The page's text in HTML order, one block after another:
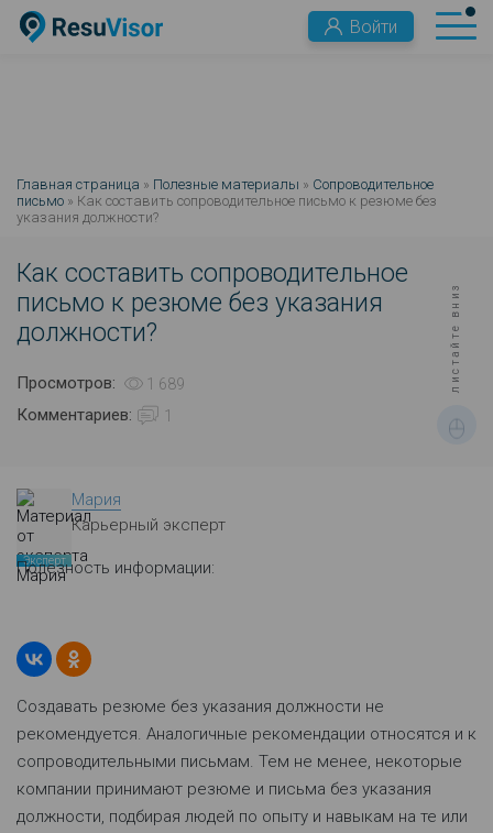
Войти
Главная страница » Полезные материалы » Сопроводительное
письмо » Как составить сопроводительное письмо к резюме без
указания должности?
Как составить сопроводительное
письмо к резюме без указания
должности?
Просмотров: 1 689
Комментариев: 1
листайте вниз
Эксперт
Мария
Карьерный эксперт
Полезность информации:
Создавать резюме без указания должности не
рекомендуется. Аналогичные рекомендации относятся и к
сопроводительными письмам. Тем не менее, некоторые
компании принимают резюме и письма без указания
должности, подбирая людей по опыту и навыкам на те или